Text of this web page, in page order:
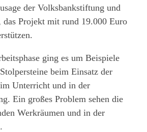
der Volksbankstiftung und
das Projekt mit rund 19.000 Euro
ging es um Beispiele
beim Einsatz der
Unterricht und in der
Ein großes Problem sehen die
Werkräumen und in der